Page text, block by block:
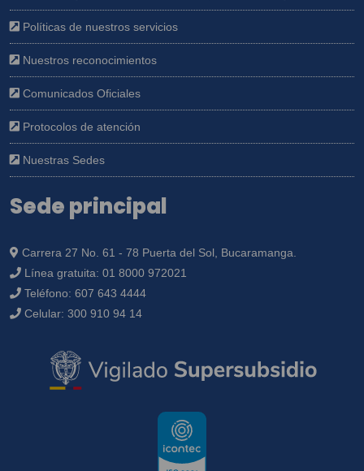
Políticas de nuestros servicios
Nuestros reconocimientos
Comunicados Oficiales
Protocolos de atención
Nuestras Sedes
Sede principal
Carrera 27 No. 61 - 78 Puerta del Sol, Bucaramanga.
Línea gratuita: 01 8000 972021
Teléfono: 607 643 4444
Celular: 300 910 94 14